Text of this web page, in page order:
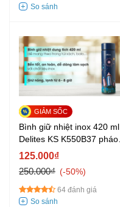
Bình giữ nhiệt inox 420 ml
Delites KS K550B37 pháo
bông
125.000₫
250.000₫
-50%
64 đánh giá